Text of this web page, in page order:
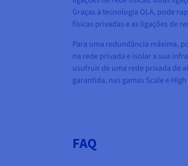
Graças à tecnologia OLA, pode
físicas privadas e as ligações de
Para uma redundância máxima,
na rede privada e isolar a sua
usufruir de uma rede privada de
garantida, nas gamas Scale e
FAQ